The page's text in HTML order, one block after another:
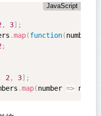
JavaScript
, 3] ;
.map(function(number
;
2, 3] ;
.map(number =>